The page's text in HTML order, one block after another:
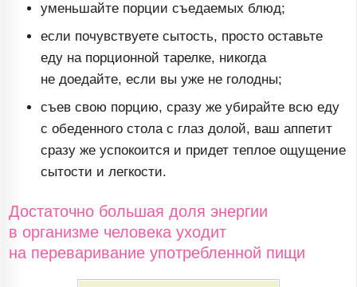
уменьшайте порции съедаемых блюд;
если почувствуете сытость, просто оставьте
еду на порционной тарелке, никогда
не доедайте, если вы уже не голодны;
съев свою порцию, сразу же убирайте всю еду
с обеденного стола с глаз долой, ваш аппетит
сразу же успокоится и придет теплое ощущение
сытости и легкости.
Достаточно большая доля энергии
в организме человека уходит
на переваривание употребленной пищи